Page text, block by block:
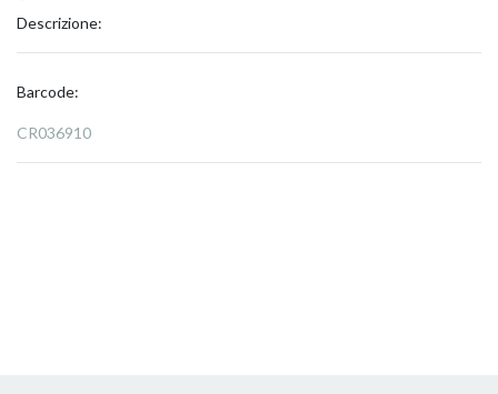
Descrizione:
Barcode:
CR036910